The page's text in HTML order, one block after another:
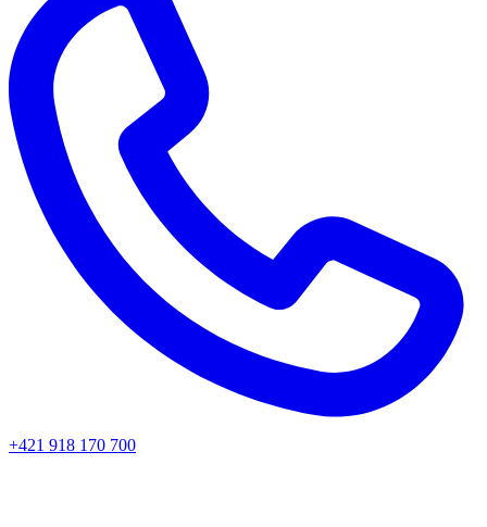
+421 918 170 700